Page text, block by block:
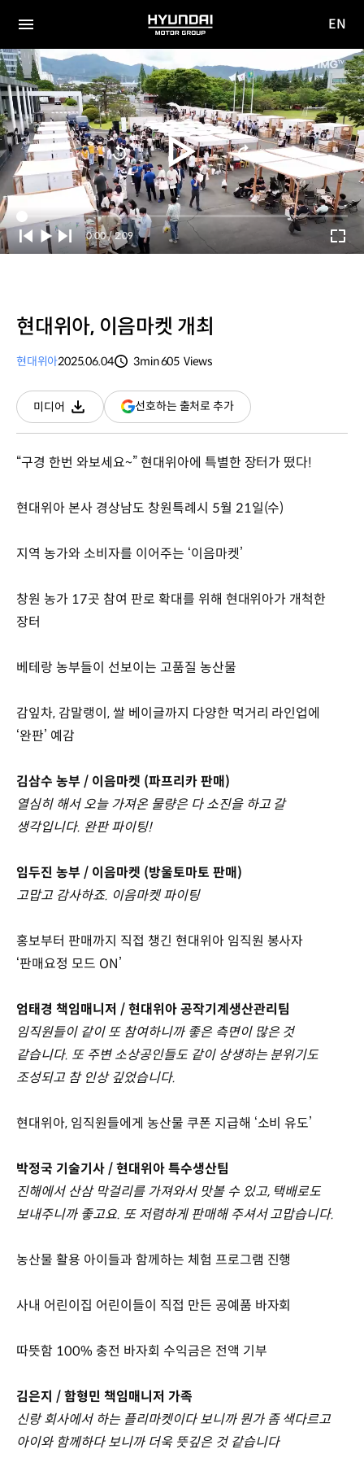
전체
메뉴
HYUNDAI
MOTOR
GROUP
사이
이동
EN
Current
Time
0:00 / Duration
2:09
현대위아, 이음마켓 개최
현대위아2025.06.04
3min605 Views
미디어
다운로드
선호하는 출처로 추가(새
창
“구경 한번 와보세요~” 현대위아에 특별한 장터가 떴다!
현대위아 본사 경상남도 창원특례시 5월 21일(수)
지역 농가와 소비자를 이어주는 ‘이음마켓’
창원 농가 17곳 참여 판로 확대를 위해 현대위아가 개척한
장터
베테랑 농부들이 선보이는 고품질 농산물
감잎차, 감말랭이, 쌀 베이글까지 다양한 먹거리 라인업에
‘완판’ 예감
김삼수 농부 / 이음마켓 (파프리카 판매)
열심히 해서 오늘 가져온 물량은 다 소진을 하고 갈
생각입니다. 완판 파이팅!
임두진 농부 / 이음마켓 (방울토마토 판매)
고맙고 감사하죠. 이음마켓 파이팅
홍보부터 판매까지 직접 챙긴 현대위아 임직원 봉사자
‘판매요정 모드 ON’
엄태경 책임매니저 / 현대위아 공작기계생산관리팀
임직원들이 같이 또 참여하니까 좋은 측면이 많은 것
같습니다. 또 주변 소상공인들도 같이 상생하는 분위기도
조성되고 참 인상 깊었습니다.
현대위아, 임직원들에게 농산물 쿠폰 지급해 ‘소비 유도’
박정국 기술기사 / 현대위아 특수생산팀
진해에서 산삼 막걸리를 가져와서 맛볼 수 있고, 택배로도
보내주니까 좋고요. 또 저렴하게 판매해 주셔서 고맙습니다.
농산물 활용 아이들과 함께하는 체험 프로그램 진행
사내 어린이집 어린이들이 직접 만든 공예품 바자회
따뜻함 100% 충전 바자회 수익금은 전액 기부
김은지 / 함형민 책임매니저 가족
신랑 회사에서 하는 플리마켓이다 보니까 뭔가 좀 색다르고
아이와 함께하다 보니까 더욱 뜻깊은 것 같습니다